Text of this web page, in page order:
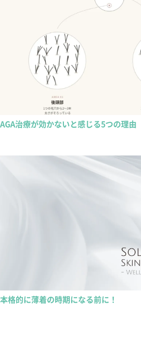
AGA治療が効かないと感じる5つの理由
本格的に薄着の時期になる前に！